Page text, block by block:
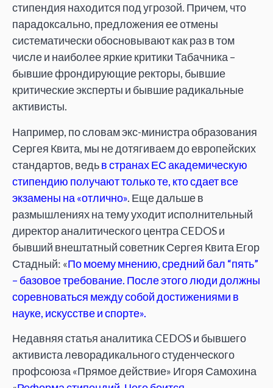
стипендия находится под угрозой. Причем, что
парадоксально, предложения ее отмены
систематически обосновывают как раз в том
числе и наиболее яркие критики Табачника –
бывшие фрондирующие ректоры, бывшие
критические эксперты и бывшие радикальные
активисты.
Например, по словам экс-министра образования
Сергея Квита, мы не дотягиваем до европейских
стандартов, ведьв странах ЕС академическую
стипендию получают только те, кто сдает все
экзамены на «отлично». Еще дальше в
размышлениях на тему уходит исполнительный
директор аналитического центра CEDOS и
бывший внештатный советник Сергея Квита Егор
Стадный: «По моему мнению, средний бал “пять”
– базовое требование. После этого люди должны
соревноваться между собой достижениями в
науке, искусстве и спорте».
Недавняя статья аналитика CEDOS и бывшего
активиста леворадикального студенческого
профсоюза «Прямое действие» Игоря Самохина